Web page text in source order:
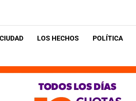
LOS HECHOS POLÍTICA